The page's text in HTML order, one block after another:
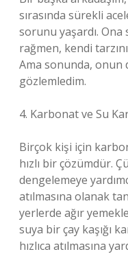
sırasında sürekli
sorunu yaşardı. Ona
rağmen, kendi
Ama sonunda,
gözlemledim.
4. Karbonat ve Su
Birçok kişi için
hızlı bir çözümdür.
dengelemeye
atılmasına olanak
yerlerde ağır
suya bir çay kaşığı
hızlıca atılmasına